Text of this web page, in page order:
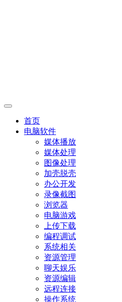
首页
电脑软件
媒体播放
媒体处理
图像处理
加壳脱壳
办公开发
录像截图
浏览器
电脑游戏
上传下载
编程调试
系统相关
资源管理
聊天娱乐
资源编辑
远程连接
操作系统